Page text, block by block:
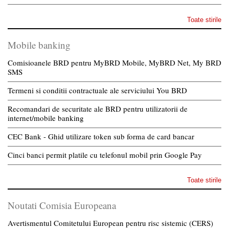
Toate stirile
Mobile banking
Comisioanele BRD pentru MyBRD Mobile, MyBRD Net, My BRD
SMS
Termeni si conditii contractuale ale serviciului You BRD
Recomandari de securitate ale BRD pentru utilizatorii de
internet/mobile banking
CEC Bank - Ghid utilizare token sub forma de card bancar
Cinci banci permit platile cu telefonul mobil prin Google Pay
Toate stirile
Noutati Comisia Europeana
Avertismentul Comitetului European pentru risc sistemic (CERS)